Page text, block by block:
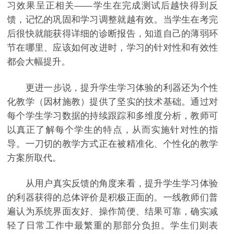
习效果呈正相关——学生在完成测试后越快得到反
馈，记忆的巩固和学习调整就越有效。当学生在考完
后很快就能获得详细的诊断报告，知道自己的薄弱环
节在哪里、应该如何改进时，学习的针对性和有效性
都会大幅提升。
更进一步说，提升学生学习体验的利器还为个性
化教学（因材施教）提供了坚实的技术基础。通过对
每个学生学习数据的持续跟踪和多维度分析，教师可
以真正了解每个学生的特点，从而实施针对性的指
导。一刀切的教学方式正在被精准化、个性化的教学
方案所取代。
从用户真实反馈的角度来看，提升学生学习体验
的利器获得的总体评价是积极正面的。一线教师们普
遍认为系统界面友好、操作简便、结果可靠，确实减
轻了日常工作中最繁重的那部分负担。学生们则表